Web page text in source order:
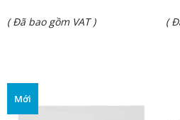
là:
Giá
₫ 32.700.000.
( Đã bao gồm VAT )
là:
Giá
₫
(
Mới